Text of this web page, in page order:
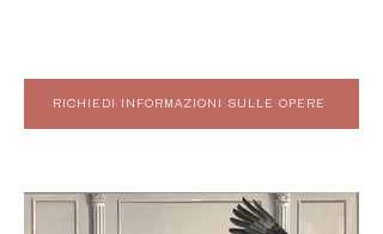
RICHIEDI INFORMAZIONI SULLE OPERE